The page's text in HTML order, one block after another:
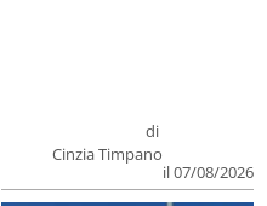
di
Cinzia Timpano
il 07/08/2026